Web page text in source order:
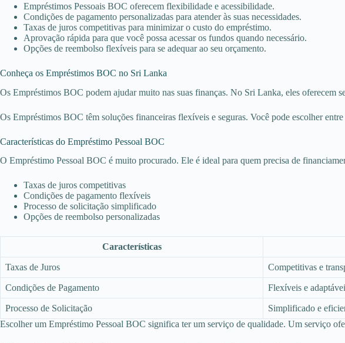
Empréstimos Pessoais BOC oferecem flexibilidade e acessibilidade.
Condições de pagamento personalizadas para atender às suas necessidades.
Taxas de juros competitivas para minimizar o custo do empréstimo.
Aprovação rápida para que você possa acessar os fundos quando necessário.
Opções de reembolso flexíveis para se adequar ao seu orçamento.
Conheça os Empréstimos BOC no Sri Lanka
Os Empréstimos BOC podem ajudar muito nas suas finanças. No Sri Lanka, eles oferecem
Os Empréstimos BOC têm soluções financeiras flexíveis e seguras. Você pode escolher
Características do Empréstimo Pessoal BOC
O Empréstimo Pessoal BOC é muito procurado. Ele é ideal para quem precisa de
Taxas de juros competitivas
Condições de pagamento flexíveis
Processo de solicitação simplificado
Opções de reembolso personalizadas
Características
Taxas de Juros Competitivas e
Condições de Pagamento Flexíveis e
Processo de Solicitação Simplificado e
Escolher um Empréstimo Pessoal BOC significa ter um serviço de qualidade. Um serviço